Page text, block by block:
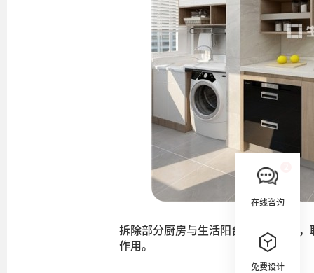
在线咨询
免费设计
拆除部分厨房与生活阳台之间的墙体
作用。